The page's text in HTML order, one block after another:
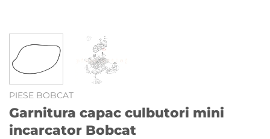
PIESE BOBCAT
Garnitura capac culbutori mini
incarcator Bobcat